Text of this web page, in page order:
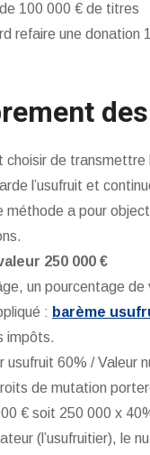
100 000 € de titres
refaire une donation
choisir de transmettre
l’usufruit et
méthode a pour
250 000 €
un pourcentage de
: barème
impôts.
usufruit 60% / Valeur
de mutation
€ soit 250 000 x
(l’usufruitier), le